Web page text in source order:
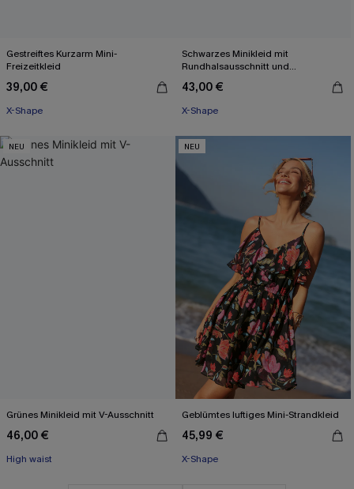
Gestreiftes Kurzarm Mini-
Freizeitkleid
39,00 €
X-Shape
Schwarzes Minikleid mit
Rundhalsausschnitt und
43,00 €
X-Shape
NEU
Grünes Minikleid mit V-Ausschnitt
46,00 €
High waist
NEU
Geblümtes luftiges Mini-Strandkleid
45,99 €
X-Shape